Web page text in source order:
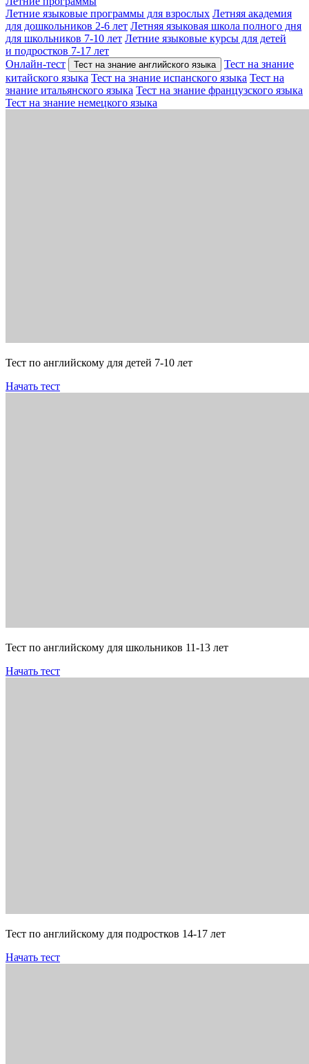
Летние языковые программы для взрослых Летняя академия
для дошкольников 2-6 лет Летняя языковая школа полного дня
для школьников 7-10 лет Летние языковые курсы для детей
и подростков 7-17 лет
Онлайн-тест
Тест на знание английского языка
Тест на знание
китайского языка Тест на знание испанского языка Тест на
знание итальянского языка Тест на знание французского языка
Тест на знание немецкого языка
Тест по английскому для детей 7-10 лет
Начать тест
Тест по английскому для школьников 11-13 лет
Начать тест
Тест по английскому для подростков 14-17 лет
Начать тест